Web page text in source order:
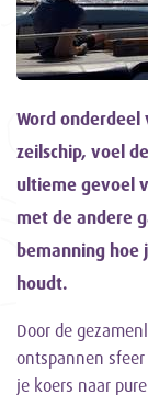
Word onderdeel
zeilschip, voel
ultieme gevoel
met de andere
bemanning hoe
houdt.
Door de
ontspannen
je koers naar